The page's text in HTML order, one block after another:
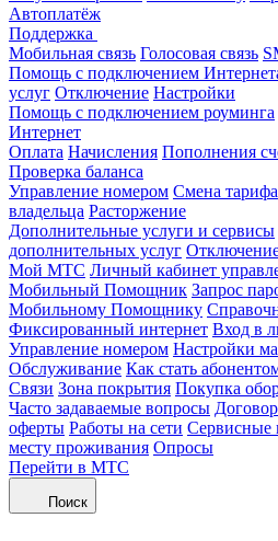
Автоплатёж
Поддержка
Мобильная связь Голосовая связь
Помощь с подключением
услуг Отключение Настройки
Помощь с подключением роуминга
Интернет
Оплата Начисления Пополнения
Проверка баланса
Управление номером Смена тарифа
владельца Расторжение
Дополнительные услуги и сервисы
дополнительных услуг
Мой МТС Личный кабинет
Мобильный Помощник Запрос
Мобильному Помощнику
Фиксированный интернет Вход в
Управление номером Настройки
Обслуживание Как стать
Связи Зона покрытия Покупка
Часто задаваемые вопросы
оферты Работы на сети Сервисные
месту проживания Опросы
Перейти в МТС
Поиск